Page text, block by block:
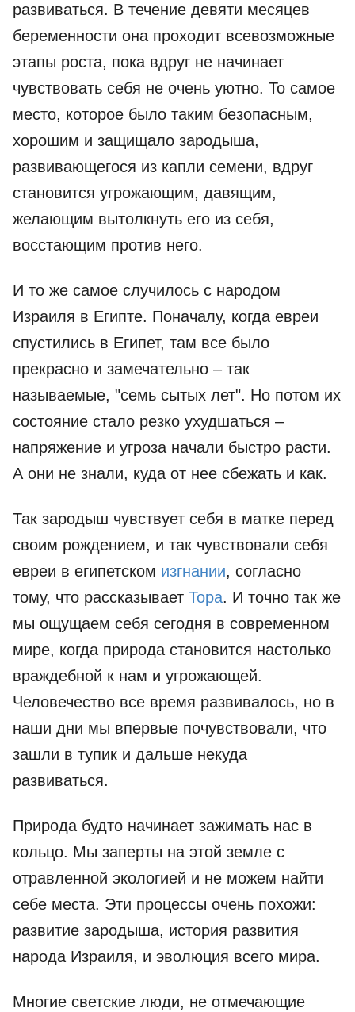
развиваться. В течение девяти месяцев
беременности она проходит всевозможные
этапы роста, пока вдруг не начинает
чувствовать себя не очень уютно. То самое
место, которое было таким безопасным,
хорошим и защищало зародыша,
развивающегося из капли семени, вдруг
становится угрожающим, давящим,
желающим вытолкнуть его из себя,
восстающим против него.
И то же самое случилось с народом
Израиля в Египте. Поначалу, когда евреи
спустились в Египет, там все было
прекрасно и замечательно – так
называемые, "семь сытых лет". Но потом их
состояние стало резко ухудшаться –
напряжение и угроза начали быстро расти.
А они не знали, куда от нее сбежать и как.
Так зародыш чувствует себя в матке перед
своим рождением, и так чувствовали себя
евреи в египетском изгнании, согласно
тому, что рассказывает Тора. И точно так же
мы ощущаем себя сегодня в современном
мире, когда природа становится настолько
враждебной к нам и угрожающей.
Человечество все время развивалось, но в
наши дни мы впервые почувствовали, что
зашли в тупик и дальше некуда
развиваться.
Природа будто начинает зажимать нас в
кольцо. Мы заперты на этой земле с
отравленной экологией и не можем найти
себе места. Эти процессы очень похожи:
развитие зародыша, история развития
народа Израиля, и эволюция всего мира.
Многие светские люди, не отмечающие